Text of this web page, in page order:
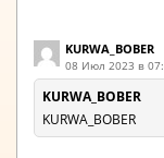
KURWA_BOBER
08 Июл 2023 в
KURWA_BOBER
KURWA_BOBER